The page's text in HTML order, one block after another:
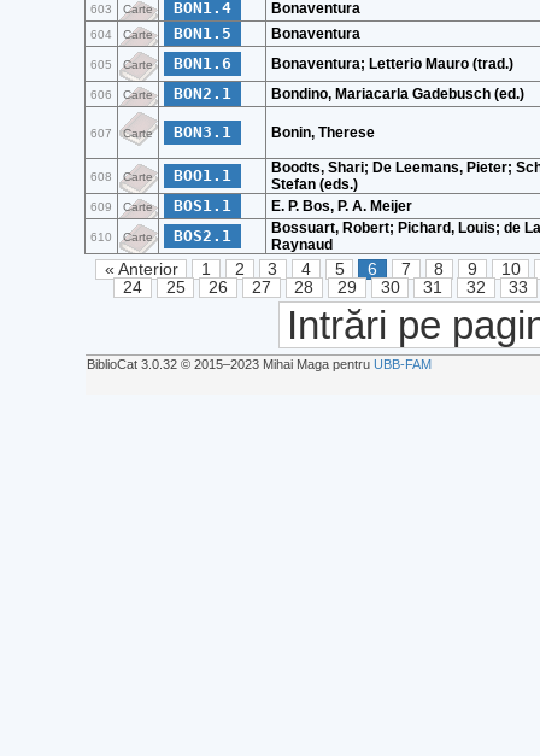
603 Carte BON1.4 Bonaventura
604 Carte BON1.5 Bonaventura
605 Carte BON1.6 Bonaventura; Letterio Mauro (trad.)
606 Carte BON2.1 Bondino, Mariacarla Gadebusch (ed.)
607 Carte BON3.1 Bonin, Therese
608 Carte BOO1.1
Boodts, Shari; De Leemans, Pieter;
Stefan (eds.)
609 Carte BOS1.1 E. P. Bos, P. A. Meijer
610 Carte BOS2.1
Bossuart, Robert; Pichard, Louis; de
Raynaud
« Anterior 1 2 3 4 5 6 7 8 9
10
24
25 26 27 28 29 30 31 32 33
Intrări pe
BiblioCat 3.0.32 © 2015‒2023 Mihai Maga pentru UBB-FAM